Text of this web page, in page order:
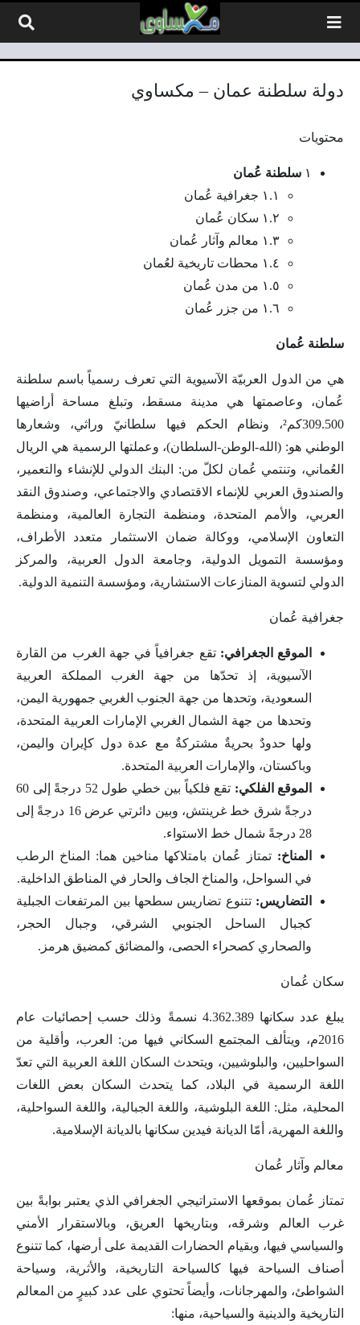
دولة سلطنة عمان – مكساوي
محتويات
١ سلطنة عُمان
١.١ جغرافية عُمان
١.٢ سكان عُمان
١.٣ معالم وآثار عُمان
١.٤ محطات تاريخية لعُمان
١.٥ من مدن عُمان
١.٦ من جزر عُمان
سلطنة عُمان
هي من الدول العربيّة الآسيوية التي تعرف رسمياً باسم سلطنة
عُمان، وعاصمتها هي مدينة مسقط، وتبلغ مساحة أراضيها
309.500كم²، ونظام الحكم فيها سلطانيّ وراثي، وشعارها
الوطني هو: (الله-الوطن-السلطان)، وعملتها الرسمية هي الريال
العُماني، وتنتمي عُمان لكلّ من: البنك الدولي للإنشاء والتعمير،
والصندوق العربي للإنماء الاقتصادي والاجتماعي، وصندوق النقد
العربي، والأمم المتحدة، ومنظمة التجارة العالمية، ومنظمة
التعاون الإسلامي، ووكالة ضمان الاستثمار متعدد الأطراف،
ومؤسسة التمويل الدولية، وجامعة الدول العربية، والمركز
الدولي لتسوية المنازعات الاستشارية، ومؤسسة التنمية الدولية.
جغرافية عُمان
الموقع الجغرافي: تقع جغرافياً في جهة الغرب من القارة
الآسيوية، إذ تحدّها من جهة الغرب المملكة العربية
السعودية، وتحدها من جهة الجنوب الغربي جمهورية اليمن،
وتحدها من جهة الشمال الغربي الإمارات العربية المتحدة،
ولها حدودٌ بحريةٌ مشتركةٌ مع عدة دول كإيران واليمن،
وباكستان، والإمارات العربية المتحدة.
الموقع الفلكي:
تقع فلكياً بين خطي طول 52 درجةً إلى 60
درجةً شرق خط غرينتش، وبين دائرتي عرض 16 درجةً إلى
28 درجةً شمال خط الاستواء.
المناخ: تمتاز عُمان بامتلاكها مناخين هما: المناخ الرطب
في السواحل، والمناخ الجاف والحار في المناطق الداخلية.
التضاريس: تتنوع تضاريس سطحها بين المرتفعات الجبلية
كجبال الساحل الجنوبي الشرقي، وجبال الحجر،
والصحاري كصحراء الحصى، والمضائق كمضيق هرمز.
سكان عُمان
يبلغ عدد سكانها 4.362.389 نسمةً وذلك حسب إحصائيات عام
2016م، ويتألف المجتمع السكاني فيها من: العرب، وأقلية من
السواحليين، والبلوشيين، ويتحدث السكان اللغة العربية التي تعدّ
اللغة الرسمية في البلاد، كما يتحدث السكان بعض اللغات
المحلية، مثل: اللغة البلوشية، واللغة الجبالية، واللغة السواحلية،
واللغة المهرية، أمّا الديانة فيدين سكانها بالديانة الإسلامية.
معالم وآثار عُمان
تمتاز عُمان بموقعها الاستراتيجي الجغرافي الذي يعتبر بوابةً بين
غرب العالم وشرقه، وبتاريخها العريق، وبالاستقرار الأمني
والسياسي فيها، وبقيام الحضارات القديمة على أرضها، كما تتنوع
أصناف السياحة فيها كالسياحة التاريخية، والأثرية، وسياحة
الشواطئ، والمهرجانات، وأيضاً تحتوي على عدد كبيرٍ من المعالم
التاريخية والدينية والسياحية، منها: